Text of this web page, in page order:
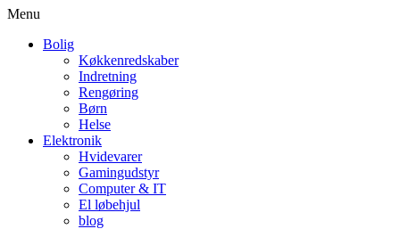
Menu
Bolig
Køkkenredskaber
Indretning
Rengøring
Børn
Helse
Elektronik
Hvidevarer
Gamingudstyr
Computer & IT
El løbehjul
blog